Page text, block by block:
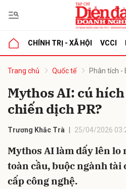
CHÍNH TRỊ - XÃ HỘI VCCI
Trang chủ Quốc tế Phân tích -
Mythos AI: cú
chiến dịch PR?
Trương Khắc Trà 25/04/2026
Mythos AI làm dấy lên lo
toàn cầu, buộc ngành
cấp công nghệ.
luận